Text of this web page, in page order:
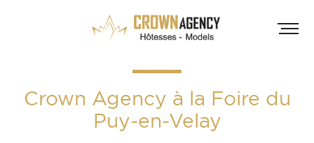
Crown Agency à la Foire du
Puy-en-Velay